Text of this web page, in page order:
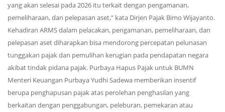
yang akan selesai pada 2026 itu terkait dengan pengamanan,
pemeliharaan, dan pelepasan aset,” kata Dirjen Pajak Bimo Wijayanto.
Kehadiran ARMS dalam pelacakan, pengamanan, pemeliharaan, dan
pelepasan aset diharapkan bisa mendorong percepatan pelunasan
tunggakan pajak dan pemulihan kerugian pada pendapatan negara
akibat tindak pidana pajak. Purbaya Hapus Pajak untuk BUMN
Menteri Keuangan Purbaya Yudhi Sadewa memberikan insentif
berupa penghapusan pajak atas perolehan penghasilan yang
berkaitan dengan penggabungan, peleburan, pemekaran atau